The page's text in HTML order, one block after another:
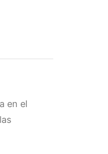
en el